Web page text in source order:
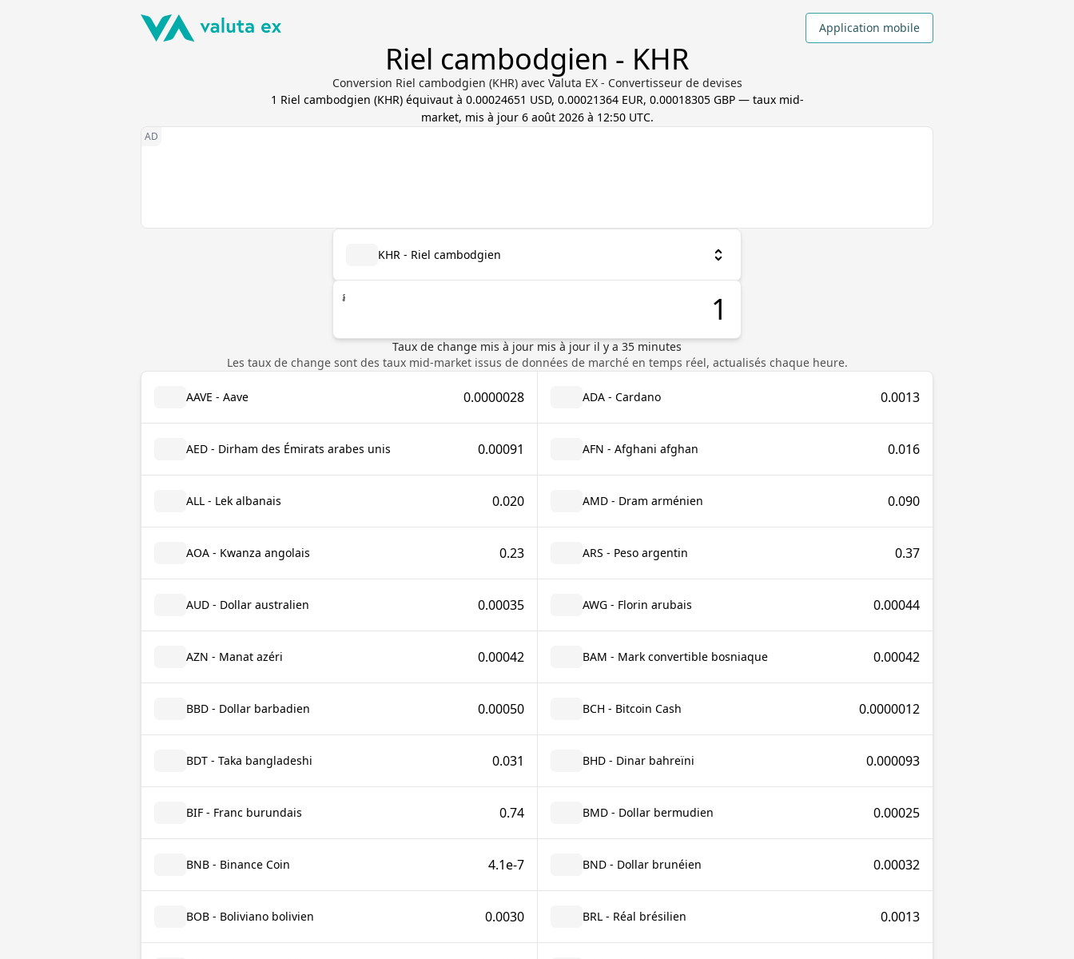
Application mobile
Riel cambodgien - KHR
Conversion Riel cambodgien (KHR) avec Valuta EX - Convertisseur de devises
1 Riel cambodgien (KHR) équivaut à 0.00024651 USD, 0.00021364 EUR, 0.00018305 GBP— taux mid-
market, mis à jour 6 août 2026 à 12:50 UTC.
KHR - Riel cambodgien
៛
Taux de change mis à jour mis à jour il y a 35 minutes
Les taux de change sont des taux mid-market issus de données de marché en temps réel, actualisés chaque heure.
AAVE - Aave 0.0000028 ADA - Cardano 0.0013
AED - Dirham des Émirats arabes unis 0.00091 AFN - Afghani afghan 0.016
ALL - Lek albanais 0.020 AMD - Dram arménien 0.090
AOA - Kwanza angolais 0.23 ARS - Peso argentin 0.37
AUD - Dollar australien 0.00035 AWG - Florin arubais 0.00044
AZN - Manat azéri 0.00042 BAM - Mark convertible bosniaque 0.00042
BBD - Dollar barbadien 0.00050 BCH - Bitcoin Cash 0.0000012
BDT - Taka bangladeshi 0.031 BHD - Dinar bahreïni 0.000093
BIF - Franc burundais 0.74 BMD - Dollar bermudien 0.00025
BNB - Binance Coin 4.1e-7 BND - Dollar brunéien 0.00032
BOB - Boliviano bolivien 0.0030 BRL - Réal brésilien 0.0013